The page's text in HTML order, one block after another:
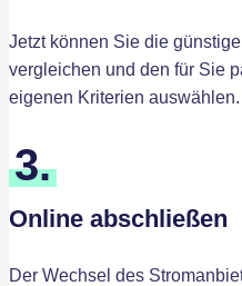
Jetzt können Sie die
vergleichen und den für Sie
eigenen Kriterien auswählen.
3.
Online abschließen
Der Wechsel des